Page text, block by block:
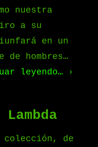
nuestra
a su
en un
hombres…
leyendo…
colección, de